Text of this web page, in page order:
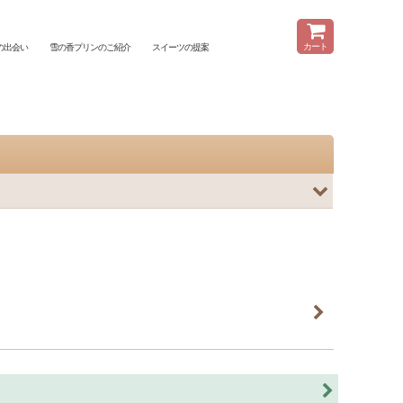
メニュー
カート
出会い 雪の香プリンのご紹介 スイーツの提案